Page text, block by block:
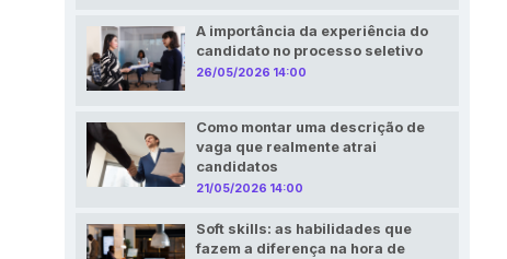
A importância da experiência do
candidato no processo seletivo
26/05/2026 14:00
Como montar uma descrição de
vaga que realmente atrai
candidatos
21/05/2026 14:00
Soft skills: as habilidades que
fazem a diferença na hora de